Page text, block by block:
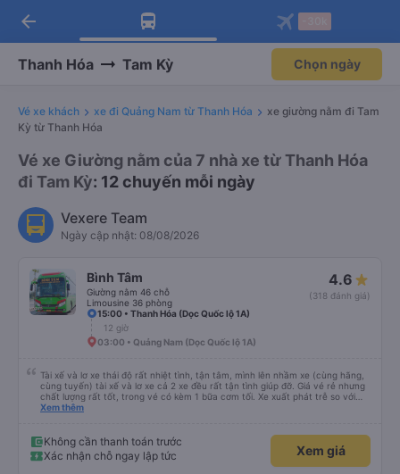
Tải app Vexere ngay!
Nhận ưu đãi thành viên độc
Mở app
Tải app Vexere
-30k/ghế khi đặt vé máy bay qua
Mở app
arrow_back
Thanh Hóa Tam Kỳ Chọn ngày
Vé xe khách xe đi Quảng Nam từ Thanh Hóa
xe giường nằm đi Tam
Kỳ từ Thanh Hóa
Vé xe Giường nằm của 7 nhà xe từ Thanh Hóa
đi Tam Kỳ: 12 chuyến mỗi ngày
Vexere Team
Ngày cập nhật: 08/08/2026
Bình Tâm
Giường nằm 46 chỗ
Limousine 36 phòng
4.6
(318 đánh giá)
15:00 • Thanh Hóa (Dọc Quốc lộ 1A)
12 giờ
03:00 • Quảng Nam (Dọc Quốc lộ 1A)
Tài xế và lơ xe thái độ rất nhiệt tình, tận tâm, mình lên nhầm xe (cùng hãng,
cùng tuyến) tài xế và lơ xe cả 2 xe đều rất tận tình giúp đỡ. Giá vé rẻ nhưng
chất lượng rất tốt, trong vé có kèm 1 bữa cơm tối. Xe xuất phát trễ so với
trên app 45p, nhưng do bão nên trời mưa rất to, có thể thông cảm được.
Xem thêm
Không cần thanh toán trước
Xác nhận chỗ ngay lập tức
Xem giá